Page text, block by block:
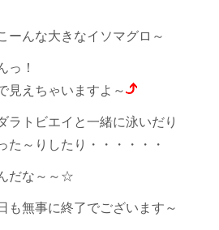
ーんな大きなイソマグロ～
っ！
見えちゃいますよ～
ラトビエイと一緒に泳いだり
た～りしたり・・・・・・
だな～～☆
も無事に終了でございます～